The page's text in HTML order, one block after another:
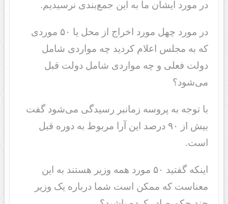
در مورد ایشان ما به این جمع‌بندی نرسیدیم.
در مورد چهل مورد اخراج از محل یا ۵٠ موردی
که به مجلس اعلام کردید چه مواردی شامل
دولت فعلی و چه مواردی شامل دولت قبل
می‌شود؟
با توجه به پروسه زمانبر رسیدگی می‌شود گفت
بیش از ٩٠ درصد این آرا مربوط به دوره قبل
است.
اینکه گفتید ۵٠ مورد همه وزیر هستند به این
معناست که ممکن است شما درباره یک وزیر